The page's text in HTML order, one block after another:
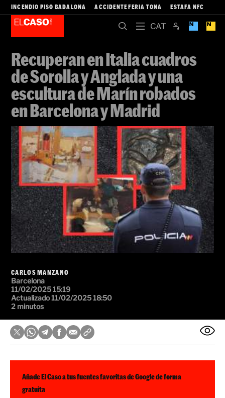
INCENDIO PISO BADALONA ACCIDENTE FERIA TONA ESTAFA NFC
Recuperan en Italia cuadros
de Sorolla y Anglada y una
escultura de Marín robados
en Barcelona y Madrid
CARLOS MANZANO
Barcelona
11/02/2025 15:19
Actualizado 11/02/2025 18:50
2 minutos
Añade El Caso a tus fuentes favoritas de Google de forma
gratuita